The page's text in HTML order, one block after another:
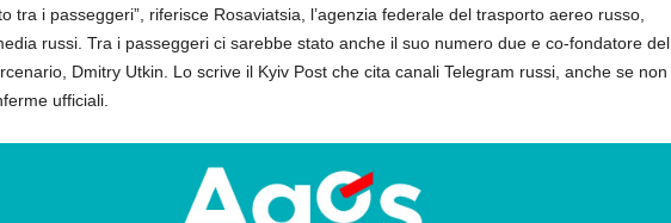
tra i passeggeri”, riferisce Rosaviatsia, l’agenzia federale del trasporto aereo russo,
russi. Tra i passeggeri ci sarebbe stato anche il suo numero due e co-fondatore del
Dmitry Utkin. Lo scrive il Kyiv Post che cita canali Telegram russi, anche se non
ufficiali.